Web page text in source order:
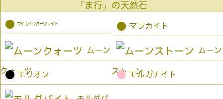
「ま行」の天然石
● マイカインクーツァイト ● マラカイト
ムーン
クォーツ
ムーン
ストーン
● モリオン ● モルガナイト